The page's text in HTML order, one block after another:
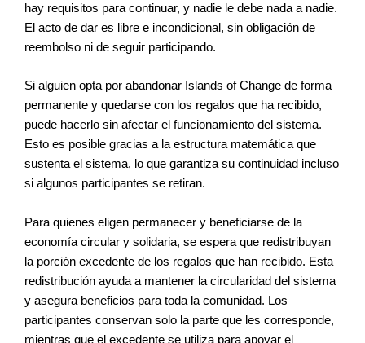
hay requisitos para continuar, y nadie le debe nada a nadie.
El acto de dar es libre e incondicional, sin obligación de
reembolso ni de seguir participando.
Si alguien opta por abandonar Islands of Change de forma
permanente y quedarse con los regalos que ha recibido,
puede hacerlo sin afectar el funcionamiento del sistema.
Esto es posible gracias a la estructura matemática que
sustenta el sistema, lo que garantiza su continuidad incluso
si algunos participantes se retiran.
Para quienes eligen permanecer y beneficiarse de la
economía circular y solidaria, se espera que redistribuyan
la porción excedente de los regalos que han recibido. Esta
redistribución ayuda a mantener la circularidad del sistema
y asegura beneficios para toda la comunidad. Los
participantes conservan solo la parte que les corresponde,
mientras que el excedente se utiliza para apoyar el